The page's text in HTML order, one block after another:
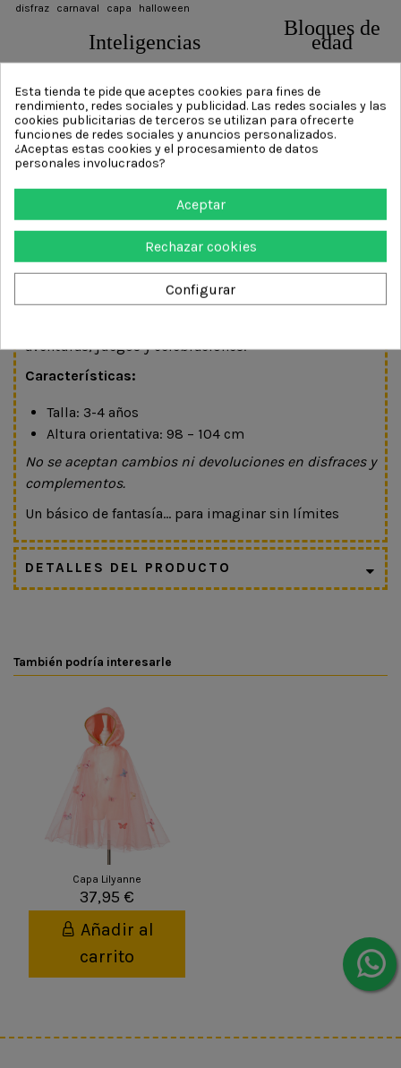
disfraz carnaval capa halloween
Inteligencias
Bloques de
edad
3-5
DESCRIPCIÓN
La Capa Amelia es un complemento ideal para crear
looks de fantasía de forma sencilla y elegante.
Perfecta para combinar con distintos disfraces o
utilizarla como pieza principal en el juego simbólico.
Ligera y cómoda, permite total libertad de
aventuras, juegos y celebraciones.
Características:
Talla: 3-4 años
Altura orientativa: 98 – 104 cm
No se aceptan cambios ni devoluciones en disfraces y
complementos.
Un básico de fantasía… para imaginar sin límites
DETALLES DEL PRODUCTO
También podría interesarle
Capa Lilyanne
37,95 €
Añadir al
carrito
Esta tienda te pide que aceptes cookies para fines de
rendimiento, redes sociales y publicidad. Las redes sociales y las
cookies publicitarias de terceros se utilizan para ofrecerte
funciones de redes sociales y anuncios personalizados.
¿Aceptas estas cookies y el procesamiento de datos
personales involucrados?
Aceptar
Rechazar cookies
Configurar